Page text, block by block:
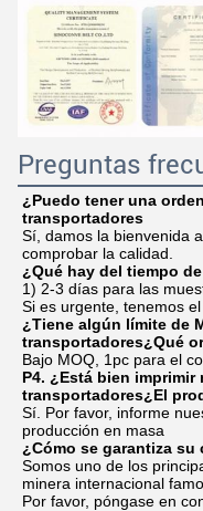
Preguntas
¿Puedo tener una
transportadores
Sí, damos la bienvenida
comprobar la calidad.
¿Qué hay del tiempo
1) 2-3 días para las
Si es urgente, tenemos el
¿Tiene algún límite de
transportadores¿Qué
Bajo MOQ, 1pc para el
P4. ¿Está bien
transportadores¿El
Sí. Por favor, informe
producción en masa
¿Cómo se garantiza su
Somos uno de los
minera internacional
Por favor, póngase en